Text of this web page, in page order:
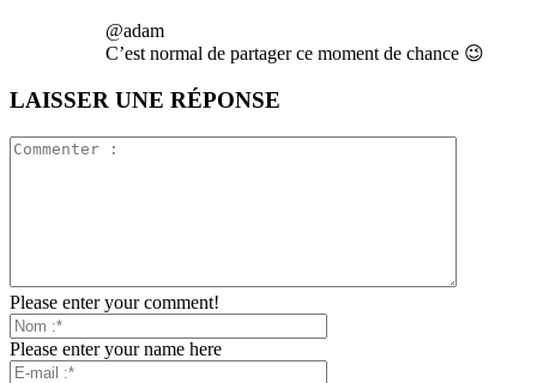
@adam
C’est normal de partager ce moment de chance 😉
LAISSER UNE RÉPONSE
Please enter your comment!
Please enter your name here